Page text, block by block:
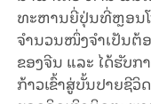
ທະຫານຍີ່ປຸ່ນ​ທີ່ຫຼອນ
ຈຳ​ນວນ​ໜຶ່ງ​ຈຳ​ເປັນ​ຕ້ອ
ຂອ​ງຈີນ ແລະ ​ໄດ້​ຮັບ​
ກ້າວເຂົ້າສູ່ບັ້ນປາຍຊີວິ